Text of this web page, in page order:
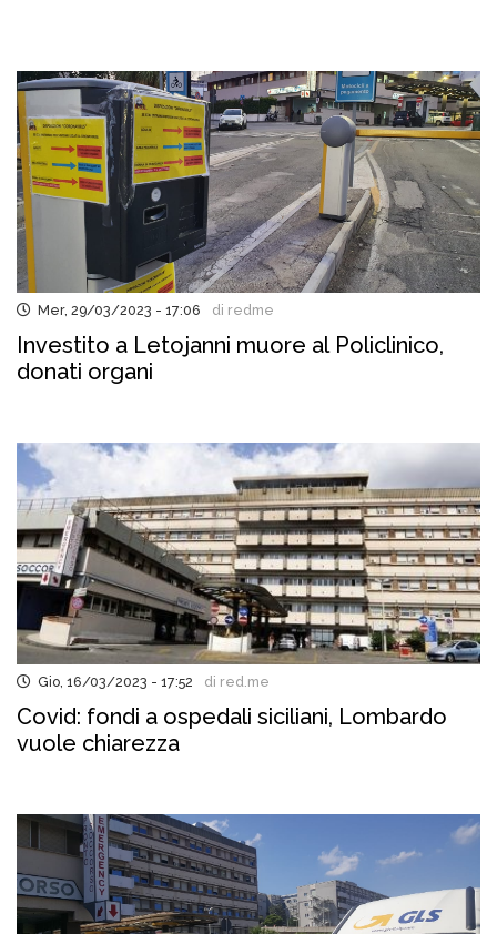
Mer, 29/03/2023 - 17:06 di redme
Investito a Letojanni muore al Policlinico,
donati organi
Gio, 16/03/2023 - 17:52 di red.me
Covid: fondi a ospedali siciliani, Lombardo
vuole chiarezza